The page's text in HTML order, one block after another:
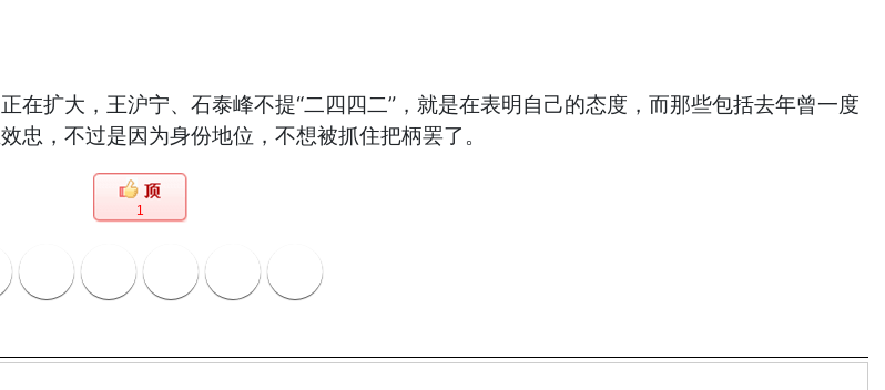
在扩大，王沪宁、石泰峰不提“二四四二”，就是在表明自己的态度，而那些包括去年曾一度
忠，不过是因为身份地位，不想被抓住把柄罢了。
1